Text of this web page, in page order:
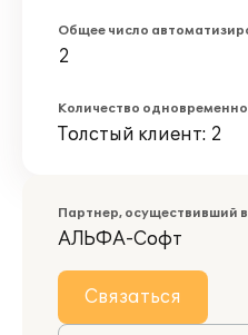
Общее число
2
Количество
Толстый клиент: 2
Партнер, осуществивший
АЛЬФА-Софт
Связаться